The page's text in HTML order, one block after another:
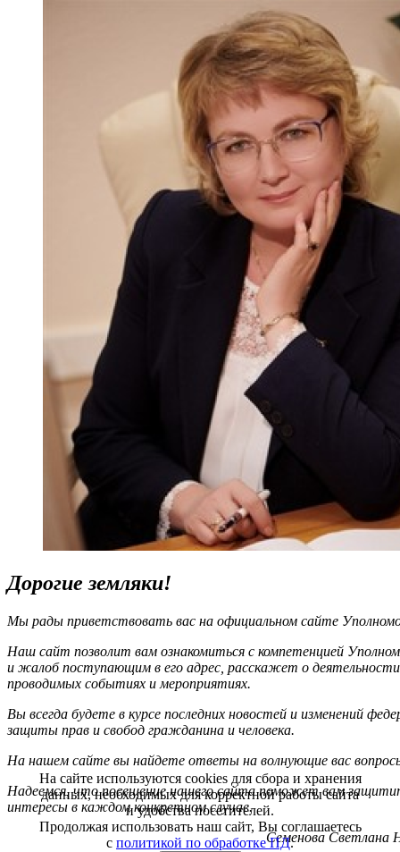
Дорогие земляки!
Мы рады приветствовать вас на официальном сайте
Наш сайт позволит вам ознакомиться с компетенцией
и жалоб поступающим в его адрес, расскажет о
проводимых событиях и мероприятиях.
Вы всегда будете в курсе последних новостей и изменений
защиты прав и свобод гражданина и человека.
На нашем сайте вы найдете ответы на волнующие вас
Надеемся, что посещение нашего сайта поможет вам
интересы в каждом конкретном случае.
Семенова Светлана
На сайте используются cookies для сбора и хранения
данных, необходимых для корректной работы сайта
и удобства посетителей.
Продолжая использовать наш сайт, Вы соглашаетесь
с политикой по обработке ПД.